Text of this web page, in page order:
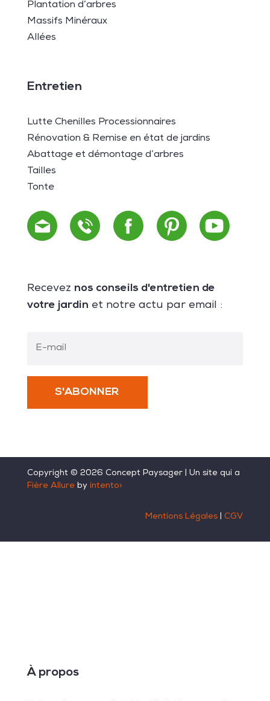
Plantation d’arbres
Massifs Minéraux
Allées
Entretien
Lutte Chenilles Processionnaires
Rénovation & Remise en état de jardins
Abattage et démontage d’arbres
Tailles
Tonte
Recevez nos conseils d'entretien de
votre jardin et notre actu par email :
S'ABONNER
Copyright © 2026 Concept Paysager | Un site qui a
Fière Allureby intento›
Mentions Légales CGV
À propos